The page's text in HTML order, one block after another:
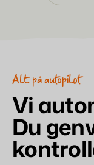
Alt på autopilot
Vi
Du